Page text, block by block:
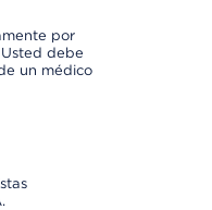
por
debe
un médico